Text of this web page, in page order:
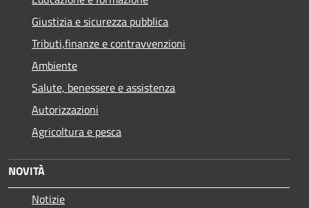
Giustizia e sicurezza pubblica
Tributi,finanze e contravvenzioni
Ambiente
Salute, benessere e assistenza
Autorizzazioni
Agricoltura e pesca
NOVITÀ
Notizie